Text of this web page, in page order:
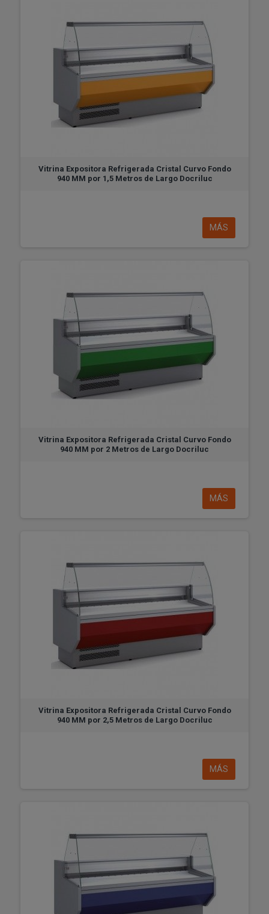
Vitrina Expositora Refrigerada Cristal Curvo Fondo
940 MM por 1,5 Metros de Largo Docriluc
MÁS
Vitrina Expositora Refrigerada Cristal Curvo Fondo
940 MM por 2 Metros de Largo Docriluc
MÁS
Vitrina Expositora Refrigerada Cristal Curvo Fondo
940 MM por 2,5 Metros de Largo Docriluc
MÁS